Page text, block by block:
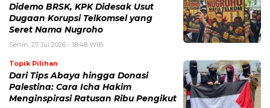
Didemo BRSK, KPK Didesak Usut
Dugaan Korupsi Telkomsel yang
Seret Nama Nugroho
Senin, 27 Jul 2026 - 18:48 WIB
Topik Pilihan
Dari Tips Abaya hingga Donasi
Palestina: Cara Icha Hakim
Menginspirasi Ratusan Ribu Pengikut